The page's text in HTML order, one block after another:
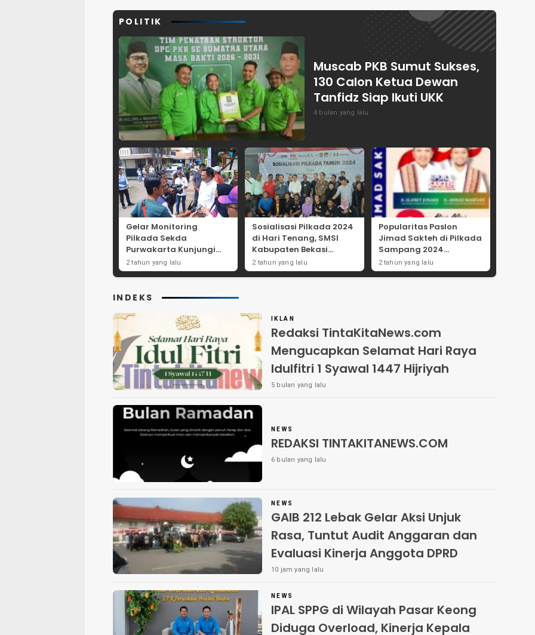
POLITIK
Muscab PKB Sumut Sukses,
130 Calon Ketua Dewan
Tanfidz Siap Ikuti UKK
4 bulan yang lalu
Gelar Monitoring
Pilkada Sekda
Purwakarta Kunjungi
Beberapa TPS Yang Ada
Di Purwakarta
2 tahun yang lalu
Sosialisasi Pilkada 2024
di Hari Tenang, SMSI
Kabupaten Bekasi
Dorong Angka
Partisipasi Masyarakat
2 tahun yang lalu
Popularitas Paslon
Jimad Sakteh di Pilkada
Sampang 2024
Didorong Kebijakan
Populis dan Dukungan
2 tahun yang lalu
INDEKS
IKLAN
Redaksi TintaKitaNews.com
Mengucapkan Selamat Hari Raya
Idulfitri 1 Syawal 1447 Hijriyah
5 bulan yang lalu
NEWS
REDAKSI TINTAKITANEWS.COM
6 bulan yang lalu
NEWS
GAIB 212 Lebak Gelar Aksi Unjuk
Rasa, Tuntut Audit Anggaran dan
Evaluasi Kinerja Anggota DPRD
10 jam yang lalu
NEWS
IPAL SPPG di Wilayah Pasar Keong
Diduga Overload, Kinerja Kepala